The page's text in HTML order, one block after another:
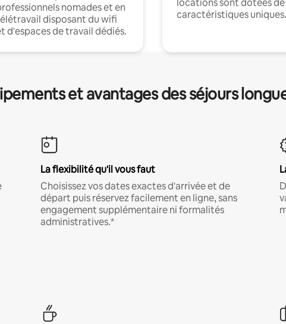
nomades et en
disposant du wifi
d'espaces de travail dédiés.
locations sont dotées de
caractéristiques uniques.
et avantages des séjours
La flexibilité qu'il vous faut
Choisissez vos dates exactes d'arrivée et de
départ puis réservez facilement en ligne, sans
engagement supplémentaire ni formalités
administratives.*